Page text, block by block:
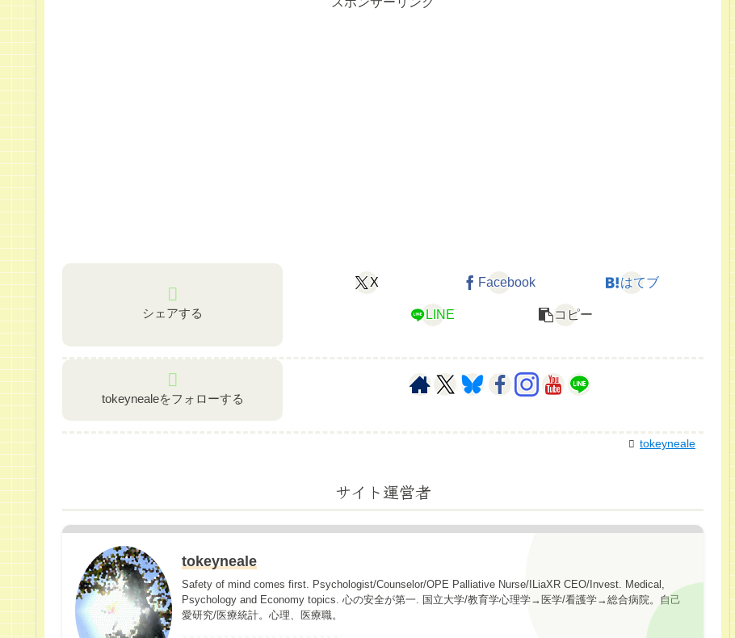
シェアする
X Facebook はてブ
LINE コピー
tokeynealeをフォローする
tokeyneale
サイト運営者
tokeyneale
Safety of mind comes first. Psychologist/Counselor/OPE Palliative Nurse/ILiaXR CEO/Invest. Medical,
Psychology and Economy topics. 心の安全が第一. 国立大学/教育学心理学→医学/看護学→総合病院。自己
愛研究/医療統計。心理、医療職。